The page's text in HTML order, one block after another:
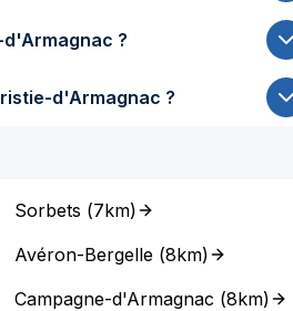
Christie-d'Armagnac ?
à Sainte-Christie-d'Armagnac ?
Sorbets (7km)
Avéron-Bergelle(8km)
Campagne-d'Armagnac (8km)